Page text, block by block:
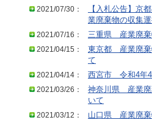
2021/07/30：
【入札公告】京
業廃棄物の収集
2021/07/16：
三重県 産業廃棄
2021/04/15：
東京都 産業廃棄
て
2021/04/14：
西宮市 令和4年4
2021/03/26：
神奈川県 産業廃
いて
2021/03/12：
山口県 産業廃棄